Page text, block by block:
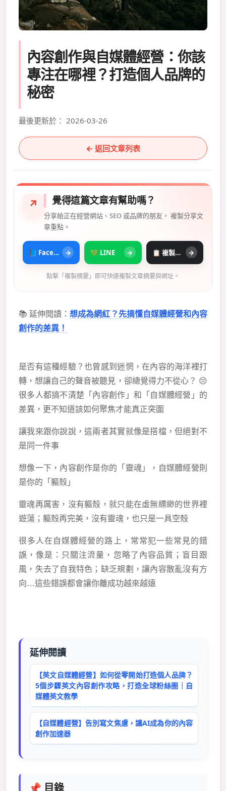
內容創作與自媒體經營：你該
專注在哪裡？打造個人品牌的
秘密
最後更新於： 2026-03-26
← 返回文章列表
↗ 覺得這篇文章有幫助嗎？
分享給正在經營網站、SEO 或品牌的朋友， 複製分享文
章重點。
📘 Facebook → 💚 LINE → 📋 複製摘要 →
點擊「複製摘要」即可快速複製文章摘要與網址。
📚 延伸閱讀：想成為網紅？先搞懂自媒體經營和內容
創作的差異！
是否有這種經驗？也曾感到迷惘，在內容的海洋裡打
轉，想讓自己的聲音被聽見，卻總覺得力不從心？ 😔
很多人都搞不清楚「內容創作」和「自媒體經營」的
差異，更不知道該如何聚焦才能真正突圍
讓我來跟你說說，這兩者其實就像是搭檔，但絕對不
是同一件事
想像一下，內容創作是你的「靈魂」，自媒體經營則
是你的「軀殼」
靈魂再厲害，沒有軀殼，就只能在虛無縹緲的世界裡
遊蕩；軀殼再完美，沒有靈魂，也只是一具空殼
很多人在自媒體經營的路上，常常犯一些常見的錯
誤，像是：只關注流量，忽略了內容品質；盲目跟
風，失去了自我特色；缺乏規劃，讓內容散亂沒有方
向…這些錯誤都會讓你離成功越來越遠
延伸閱讀
【英文自媒體經營】如何從零開始打造個人品牌？
5個步驟英文內容創作攻略，打造全球粉絲圈｜自
媒體英文教學
【自媒體經營】告別寫文焦慮，讓AI成為你的內容
創作加速器
📌 目錄